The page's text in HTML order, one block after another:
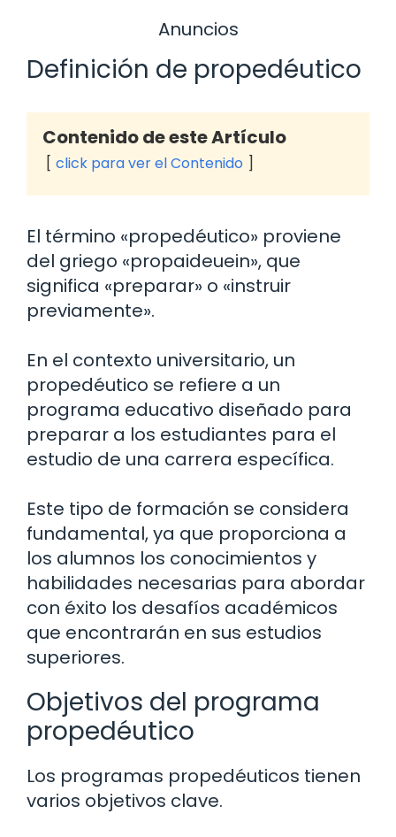
Anuncios
Definición de propedéutico
Contenido de este Artículo
click para ver el Contenido
El término «propedéutico» proviene
del griego «propaideuein», que
significa «preparar» o «instruir
previamente».
En el contexto universitario, un
propedéutico se refiere a un
programa educativo diseñado para
preparar a los estudiantes para el
estudio de una carrera específica.
Este tipo de formación se considera
fundamental, ya que proporciona a
los alumnos los conocimientos y
habilidades necesarias para abordar
con éxito los desafíos académicos
que encontrarán en sus estudios
superiores.
Objetivos del programa
propedéutico
Los programas propedéuticos tienen
varios objetivos clave.